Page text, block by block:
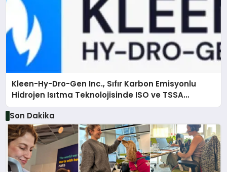
Kleen-Hy-Dro-Gen Inc., Sıfır Karbon Emisyonlu
Hidrojen Isıtma Teknolojisinde ISO ve TSSA
Düzenleyici Onaylarını Aldı
Son Dakika